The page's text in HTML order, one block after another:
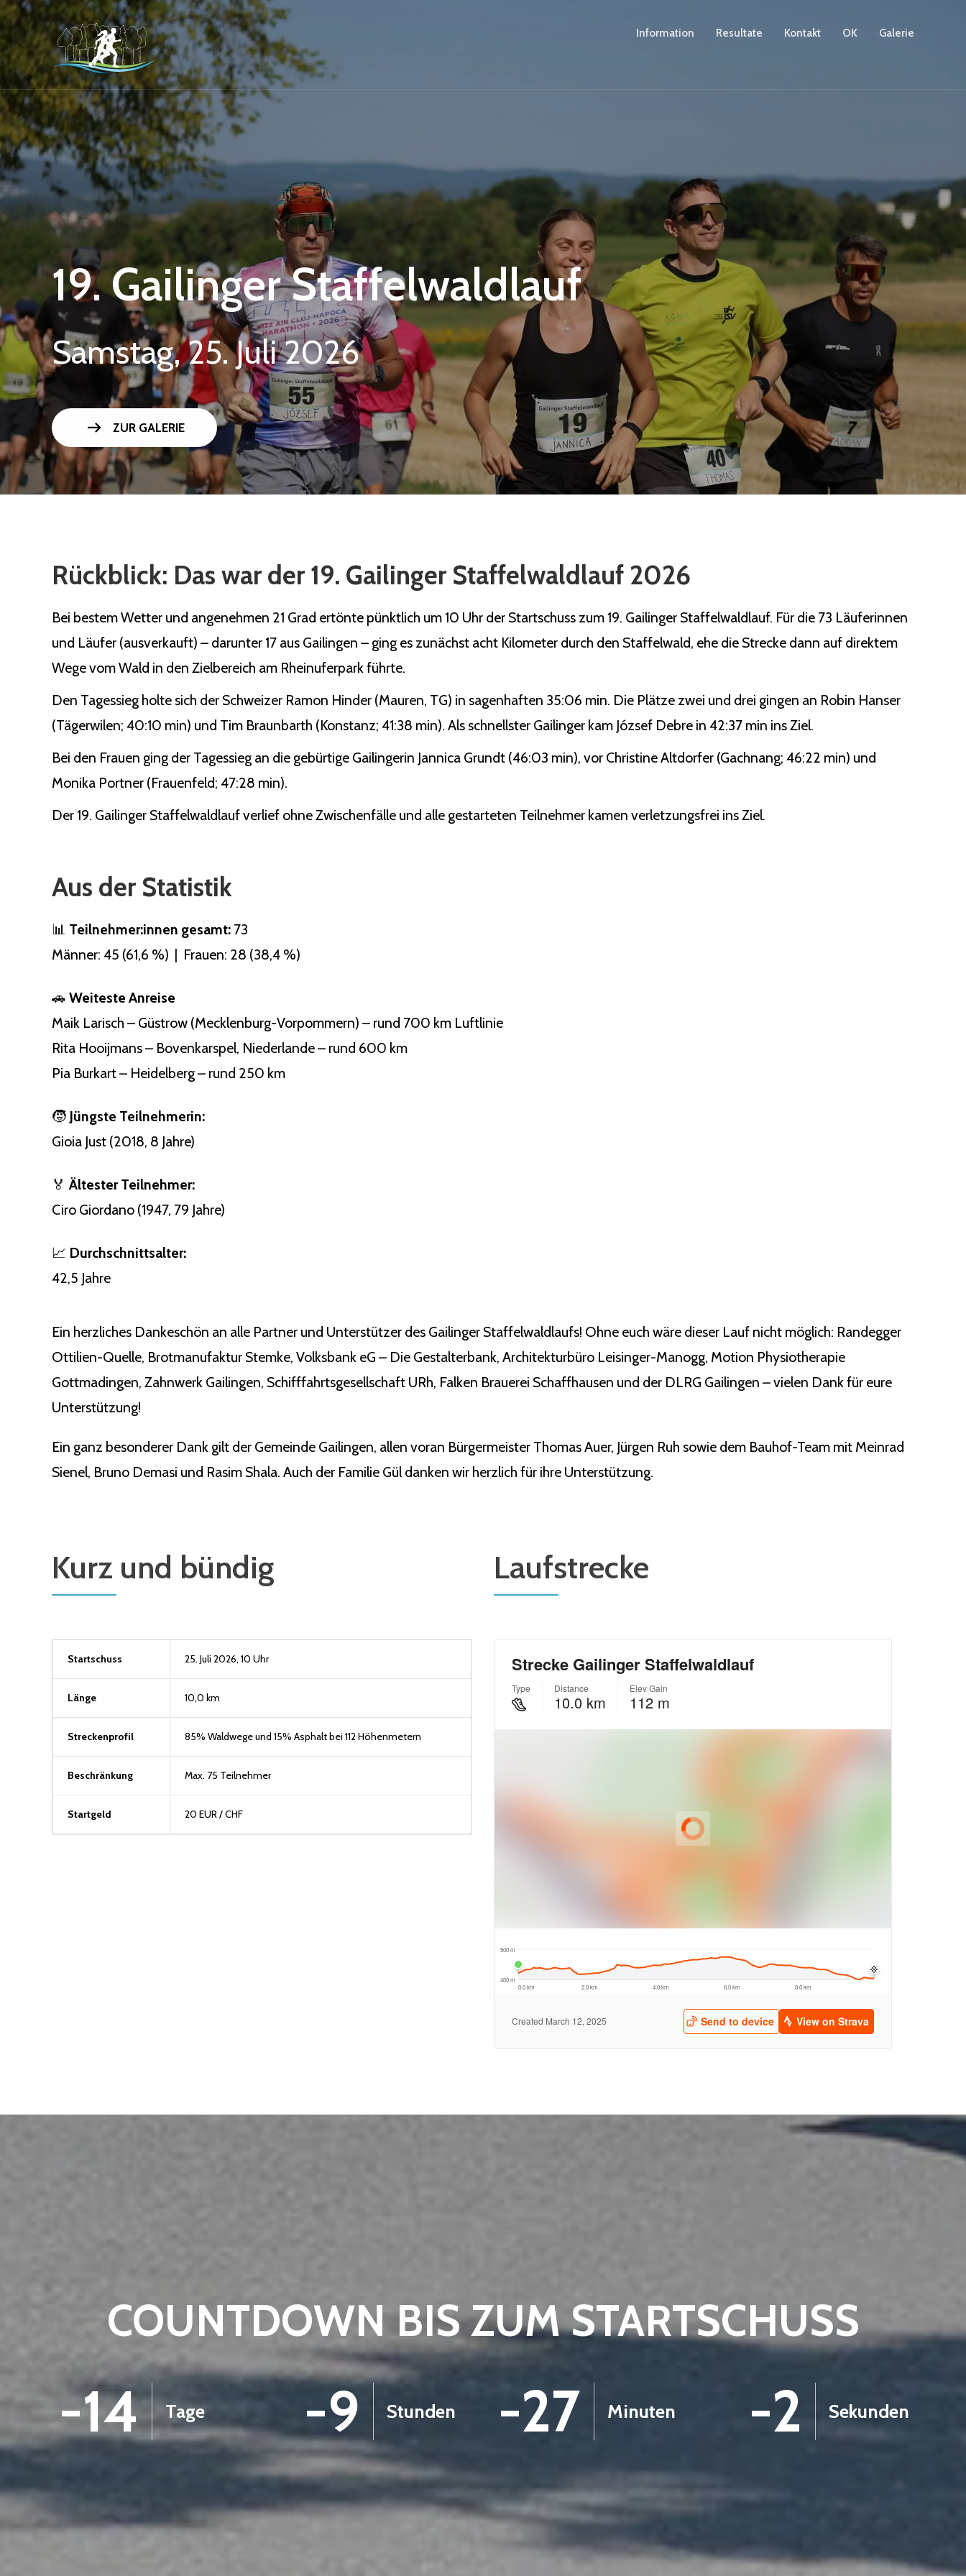
Information Resultate Kontakt OK Galerie
19. Gailinger Staffelwaldlauf
Samstag, 25. Juli 2026
arrow_right_alt ZUR GALERIE
Rückblick: Das war der 19. Gailinger Staffelwaldlauf 2026
Bei bestem Wetter und angenehmen 21 Grad ertönte pünktlich um 10 Uhr der Startschuss zum 19. Gailinger Staffelwaldlauf. Für die 73 Läuferinnen
und Läufer (ausverkauft) – darunter 17 aus Gailingen – ging es zunächst acht Kilometer durch den Staffelwald, ehe die Strecke dann auf direktem
Wege vom Wald in den Zielbereich am Rheinuferpark führte.
Den Tagessieg holte sich der Schweizer Ramon Hinder (Mauren, TG) in sagenhaften 35:06 min. Die Plätze zwei und drei gingen an Robin Hanser
(Tägerwilen; 40:10 min) und Tim Braunbarth (Konstanz; 41:38 min). Als schnellster Gailinger kam József Debre in 42:37 min ins Ziel.
Bei den Frauen ging der Tagessieg an die gebürtige Gailingerin Jannica Grundt (46:03 min), vor Christine Altdorfer (Gachnang; 46:22 min) und
Monika Portner (Frauenfeld; 47:28 min).
Der 19. Gailinger Staffelwaldlauf verlief ohne Zwischenfälle und alle gestarteten Teilnehmer kamen verletzungsfrei ins Ziel.
Aus der Statistik
📊 Teilnehmer:innen gesamt: 73
Männer: 45 (61,6 %) | Frauen: 28 (38,4 %)
🚗 Weiteste Anreise
Maik Larisch – Güstrow (Mecklenburg-Vorpommern) – rund 700 km Luftlinie
Rita Hooijmans – Bovenkarspel, Niederlande – rund 600 km
Pia Burkart – Heidelberg – rund 250 km
🧒 Jüngste Teilnehmerin:
Gioia Just (2018, 8 Jahre)
🏅 Ältester Teilnehmer:
Ciro Giordano (1947, 79 Jahre)
📈 Durchschnittsalter:
42,5 Jahre
Ein herzliches Dankeschön an alle Partner und Unterstützer des Gailinger Staffelwaldlaufs! Ohne euch wäre dieser Lauf nicht möglich: Randegger
Ottilien-Quelle, Brotmanufaktur Stemke, Volksbank eG – Die Gestalterbank, Architekturbüro Leisinger-Manogg, Motion Physiotherapie
Gottmadingen, Zahnwerk Gailingen, Schifffahrtsgesellschaft URh, Falken Brauerei Schaffhausen und der DLRG Gailingen – vielen Dank für eure
Unterstützung!
Ein ganz besonderer Dank gilt der Gemeinde Gailingen, allen voran Bürgermeister Thomas Auer, Jürgen Ruh sowie dem Bauhof-Team mit Meinrad
Sienel, Bruno Demasi und Rasim Shala. Auch der Familie Gül danken wir herzlich für ihre Unterstützung.
Kurz und bündig
Startschuss 25. Juli 2026, 10 Uhr
Länge 10,0 km
Streckenprofil 85% Waldwege und 15% Asphalt bei 112 Höhenmetern
Beschränkung Max. 75 Teilnehmer
Startgeld 20 EUR / CHF
Laufstrecke
COUNTDOWN BIS ZUM STARTSCHUSS
-14 Tage -9 Stunden -27 Minuten -3 Sekunden